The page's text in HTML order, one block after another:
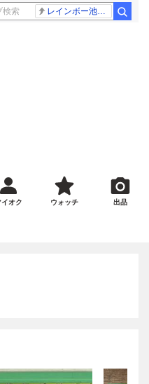
レインボー池田 佐藤佳奈アナ
イオク ウォッチ 出品